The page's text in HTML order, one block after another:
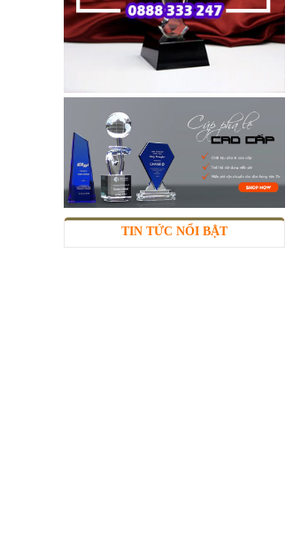
Mã SP: KNC286
Call
TIN TỨC NỔI BẬT